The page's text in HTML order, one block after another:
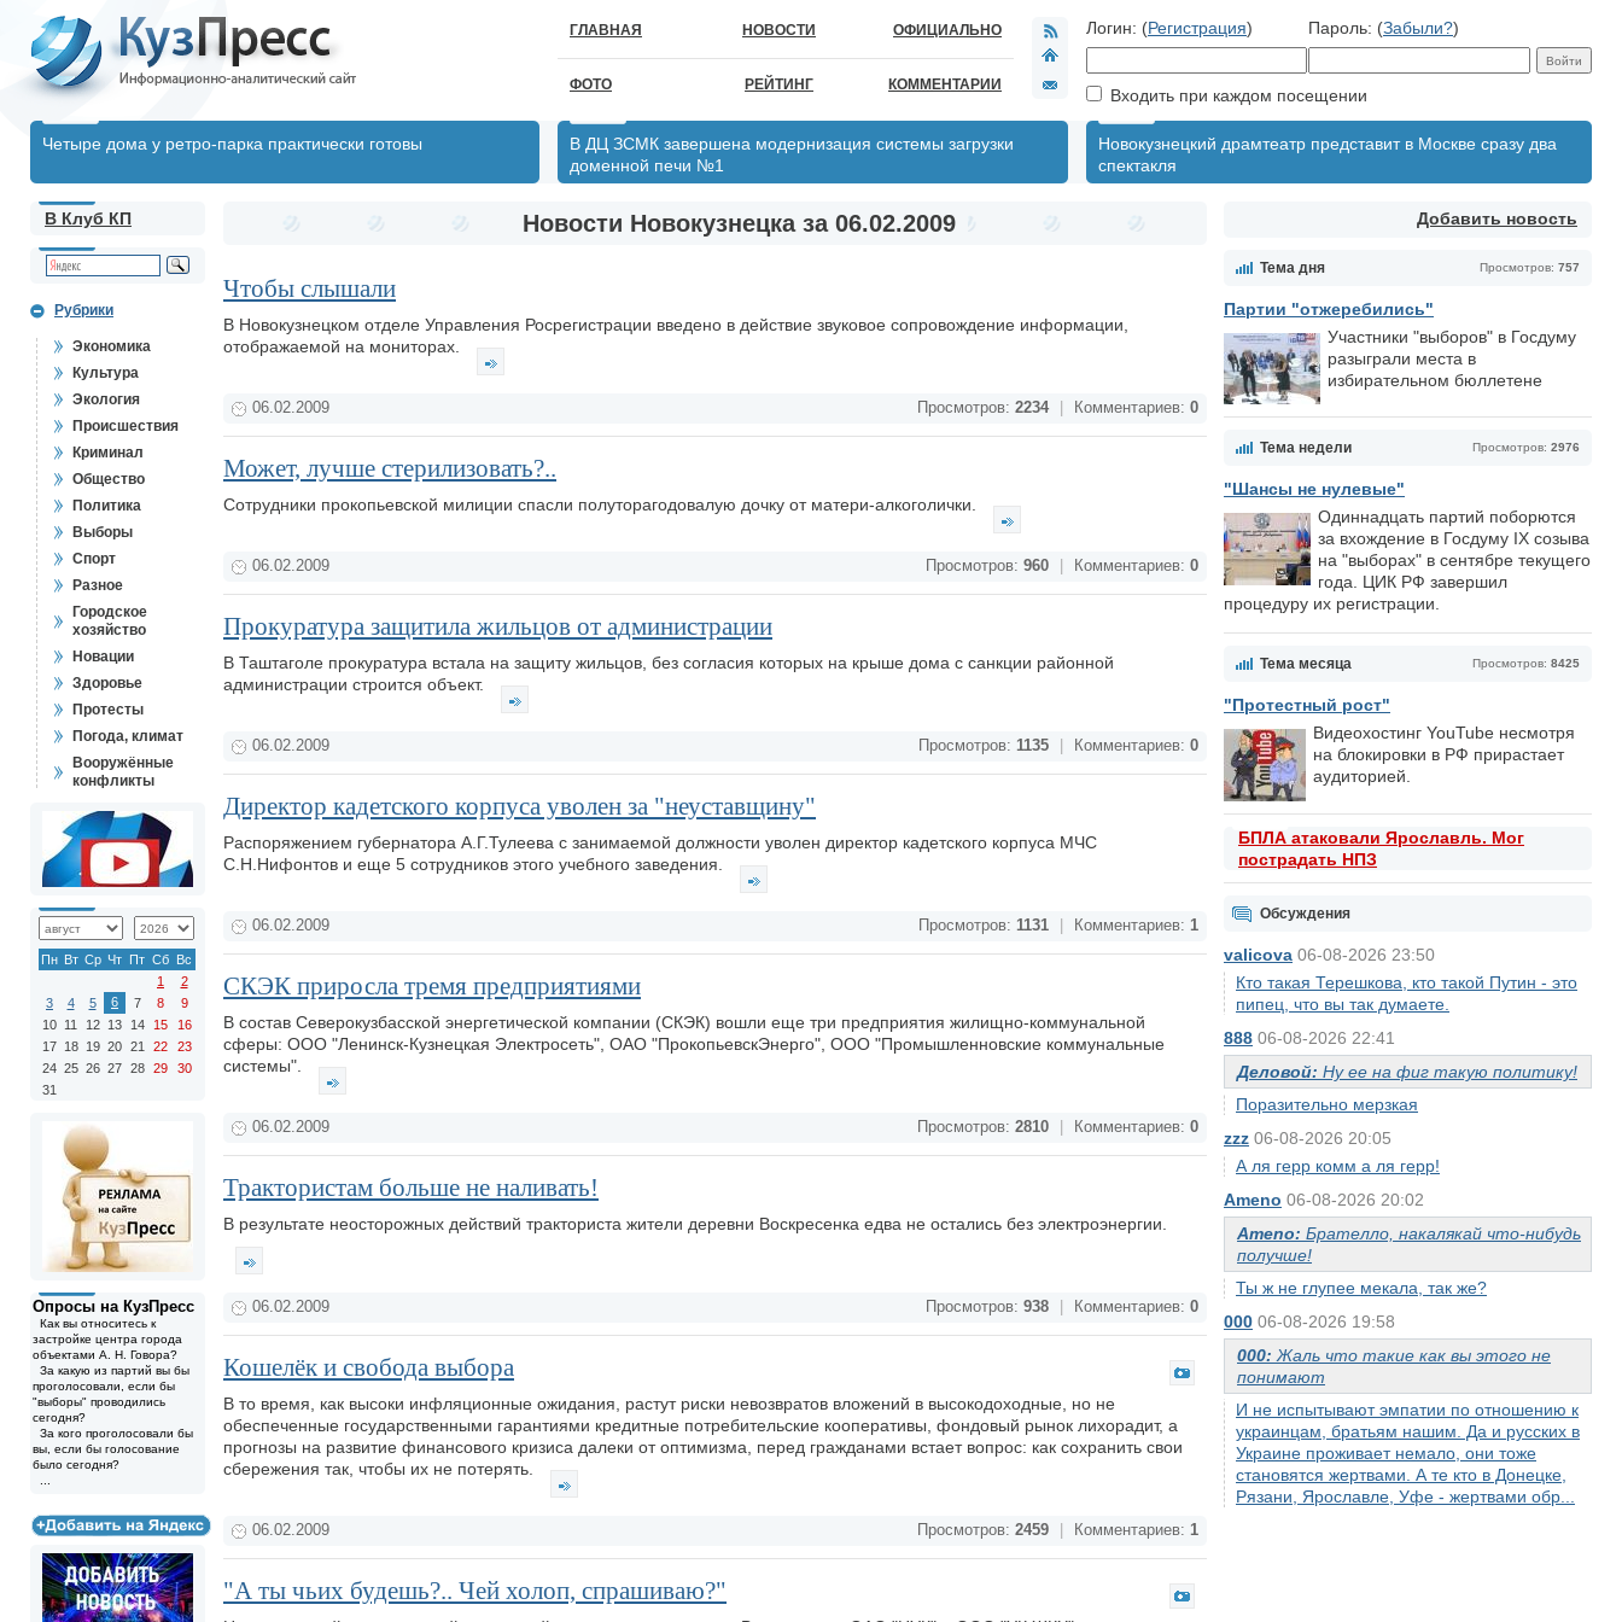
ГЛАВНАЯ НОВОСТИ ОФИЦИАЛЬНО
ФОТО РЕЙТИНГ КОММЕНТАРИИ
Логин: (Регистрация) Пароль: (Забыли?)
Входить при каждом посещении
Четыре дома у ретро-парка практически готовы
В ДЦ ЗСМК завершена модернизация системы загрузки
доменной печи №1
Новокузнецкий драмтеатр представит в Москве сразу два
спектакля
Добавить новость
Просмотров: 757
Тема дня
Партии "отжеребились"
Участники "выборов" в Госдуму
разыграли места в
избирательном бюллетене
Просмотров: 2976
Тема недели
"Шансы не нулевые"
Одиннадцать партий поборются
за вхождение в Госдуму IX созыва
на "выборах" в сентябре текущего
года. ЦИК РФ завершил
процедуру их регистрации.
Просмотров: 8425
Тема месяца
"Протестный рост"
Видеохостинг YouTube несмотря
на блокировки в РФ прирастает
аудиторией.
БПЛА атаковали Ярославль. Мог
пострадать НПЗ
Обсуждения
valicova 06-08-2026 23:50
Кто такая Терешкова, кто такой Путин - это
пипец, что вы так думаете.
888 06-08-2026 22:41
Деловой: Ну ее на фиг такую политику!
Поразительно мерзкая
zzz 06-08-2026 20:05
А ля герр комм а ля герр!
Ameno 06-08-2026 20:02
Ameno: Брателло, накалякай что-нибудь
получше!
Ты ж не глупее мекала, так же?
000 06-08-2026 19:58
000: Жаль что такие как вы этого не
понимают
И не испытывают эмпатии по отношению к
украинцам, братьям нашим. Да и русских в
Украине проживает немало, они тоже
становятся жертвами. А те кто в Донецке,
Рязани, Ярославле, Уфе - жертвами обр...
В Клуб КП
Рубрики
Экономика
Культура
Экология
Происшествия
Криминал
Общество
Политика
Выборы
Спорт
Разное
Городское
хозяйство
Новации
Здоровье
Протесты
Погода, климат
Вооружённые
конфликты
Пн Вт Ср Чт Пт Сб Вс
1
2
3
4 5 6 7 8
9
10 11 12 13 14 15
16
17 18 19 20 21 22
23
24 25 26 27 28 29
30
31
Опросы на КузПресс
Как вы относитесь к
застройке центра города
объектами А. Н. Говора?
За какую из партий вы бы
проголосовали, если бы
"выборы" проводились
сегодня?
За кого проголосовали бы
вы, если бы голосование
было сегодня?
Новости Новокузнецка за 06.02.2009
Чтобы слышали
В Новокузнецком отделе Управления Росрегистрации введено в действие звуковое сопровождение информации,
отображаемой на мониторах.
06.02.2009 Просмотров: 2234 Комментариев: 0
Может, лучше стерилизовать?..
Сотрудники прокопьевской милиции спасли полуторагодовалую дочку от матери-алкоголички.
06.02.2009 Просмотров: 960 Комментариев: 0
Прокуратура защитила жильцов от администрации
В Таштаголе прокуратура встала на защиту жильцов, без согласия которых на крыше дома с санкции районной
администрации строится объект.
06.02.2009 Просмотров: 1135 Комментариев: 0
Директор кадетского корпуса уволен за "неуставщину"
Распоряжением губернатора А.Г.Тулеева с занимаемой должности уволен директор кадетского корпуса МЧС
С.Н.Нифонтов и еще 5 сотрудников этого учебного заведения.
06.02.2009 Просмотров: 1131 Комментариев: 1
СКЭК приросла тремя предприятиями
В состав Северокузбасской энергетической компании (СКЭК) вошли еще три предприятия жилищно-коммунальной
сферы: ООО "Ленинск-Кузнецкая Электросеть", ОАО "ПрокопьевскЭнерго", ООО "Промышленновские коммунальные
системы".
06.02.2009 Просмотров: 2810 Комментариев: 0
Трактористам больше не наливать!
В результате неосторожных действий тракториста жители деревни Воскресенка едва не остались без электроэнергии.
06.02.2009 Просмотров: 938 Комментариев: 0
Кошелёк и свобода выбора
В то время, как высоки инфляционные ожидания, растут риски невозвратов вложений в высокодоходные, но не
обеспеченные государственными гарантиями кредитные потребительские кооперативы, фондовый рынок лихорадит, а
прогнозы на развитие финансового кризиса далеки от оптимизма, перед гражданами встает вопрос: как сохранить свои
сбережения так, чтобы их не потерять.
06.02.2009 Просмотров: 2459 Комментариев: 1
"А ты чьих будешь?.. Чей холоп, спрашиваю?"